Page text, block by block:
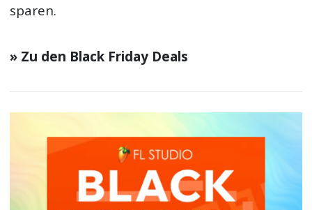
sparen.
» Zu den Black Friday Deals